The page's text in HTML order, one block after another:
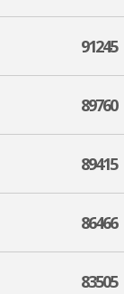
91245
89760
89415
86466
83505